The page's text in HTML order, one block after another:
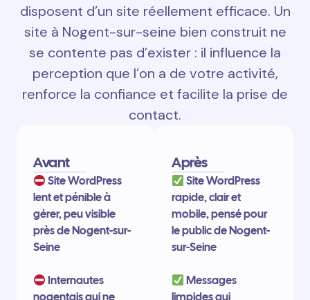
disposent d’un site réellement efficace. Un
site à Nogent-sur-seine bien construit ne
se contente pas d’exister : il influence la
perception que l’on a de votre activité,
renforce la confiance et facilite la prise de
contact.
Avant
Site WordPress
lent et pénible à
gérer, peu visible
près de Nogent-sur-
Seine
Internautes
nogentais qui ne
Après
Site WordPress
rapide, clair et
mobile, pensé pour
le public de Nogent-
sur-Seine
Messages
limpides qui